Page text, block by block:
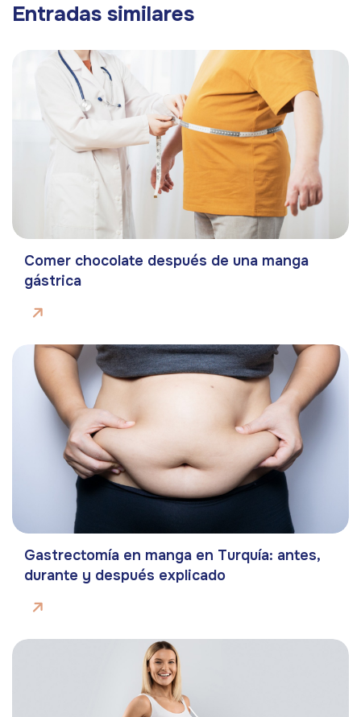
Entradas similares
Comer chocolate después de una manga
gástrica
Gastrectomía en manga en Turquía: antes,
durante y después explicado